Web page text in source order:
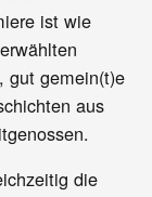
ist wie
gut gemein(t)e
aus
die